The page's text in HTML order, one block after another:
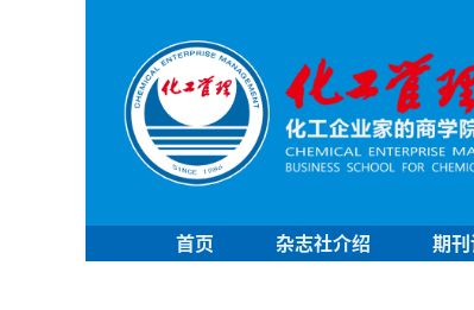
首页 杂志社介绍 期